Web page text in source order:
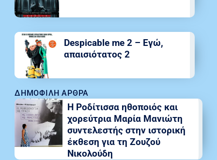
ΔΗΜΟΦΙΛΉ ΆΡΘΡΑ
Η Ροδίτισσα ηθοποιός και
χορεύτρια Μαρία Μανιώτη
συντελεστής στην ιστορική
έκθεση για τη Ζουζού
Νικολούδη
Despicable me 2 – Εγώ,
απαισιότατος 2